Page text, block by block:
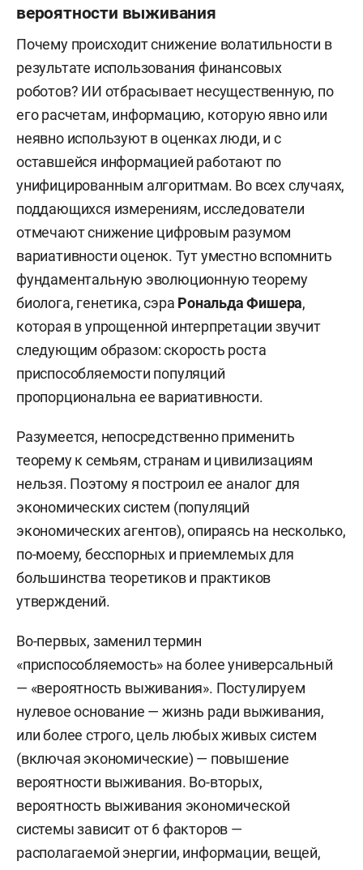
вероятности выживания
Почему происходит снижение волатильности в
результате использования финансовых
роботов? ИИ отбрасывает несущественную, по
его расчетам, информацию, которую явно или
неявно используют в оценках люди, и с
оставшейся информацией работают по
унифицированным алгоритмам. Во всех случаях,
поддающихся измерениям, исследователи
отмечают снижение цифровым разумом
вариативности оценок. Тут уместно вспомнить
фундаментальную эволюционную теорему
биолога, генетика, сэра Рональда Фишера,
которая в упрощенной интерпретации звучит
следующим образом: скорость роста
приспособляемости популяций
пропорциональна ее вариативности.
Разумеется, непосредственно применить
теорему к семьям, странам и цивилизациям
нельзя. Поэтому я построил ее аналог для
экономических систем (популяций
экономических агентов), опираясь на несколько,
по-моему, бесспорных и приемлемых для
большинства теоретиков и практиков
утверждений.
Во-первых, заменил термин
«приспособляемость» на более универсальный
— «вероятность выживания». Постулируем
нулевое основание — жизнь ради выживания,
или более строго, цель любых живых систем
(включая экономические) — повышение
вероятности выживания. Во-вторых,
вероятность выживания экономической
системы зависит от 6 факторов —
располагаемой энергии, информации, вещей,